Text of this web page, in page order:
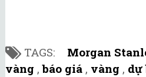
TAGS: Morgan
vàng ,báo giá , vàng , dự